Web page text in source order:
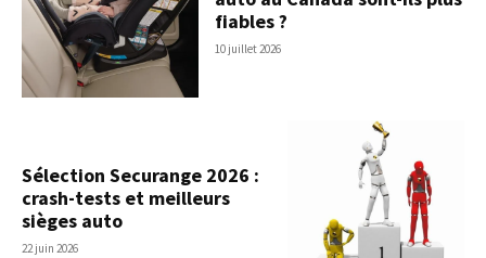
fiables ?
10 juillet 2026
Sélection Securange 2026 :
crash-tests et meilleurs
sièges auto
22 juin 2026